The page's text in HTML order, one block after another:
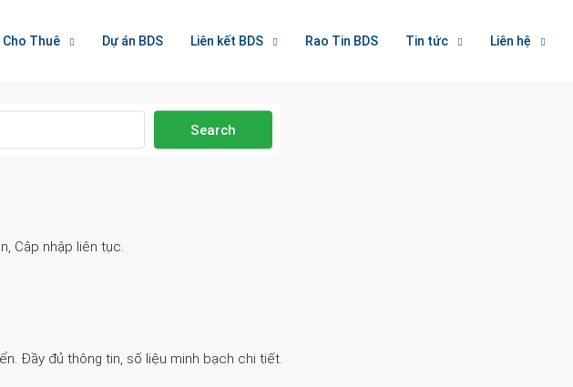
Thuê Dự án BDS Liên kết BDS Rao Tin BDS Tin tức Liên hệ
Houzez
Search
Cập nhập liên tục.
Đầy đủ thông tin, số liệu minh bạch chi tiết.